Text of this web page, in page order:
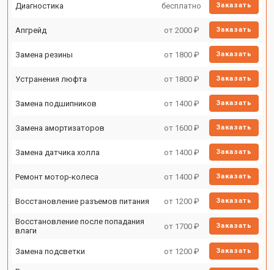
Диагностика бесплатно Заказать
Апгрейд от 2000 ₽ Заказать
Замена резины от 1800 ₽ Заказать
Устранения люфта от 1800 ₽ Заказать
Замена подшипников от 1400 ₽ Заказать
Замена амортизаторов от 1600 ₽ Заказать
Замена датчика холла от 1400 ₽ Заказать
Ремонт мотор-колеса от 1400 ₽ Заказать
Восстановление разъемов питания от 1200 ₽ Заказать
Восстановление после попадания
влаги
от 1700 ₽ Заказать
Замена подсветки от 1200 ₽ Заказать